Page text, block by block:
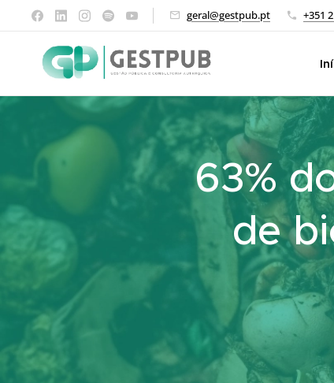
geral@gestpub.pt +351
63%
de